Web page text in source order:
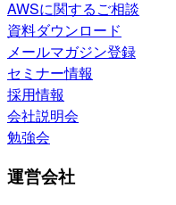
AWSに関するご相談
資料ダウンロード
メールマガジン登録
セミナー情報
採用情報
会社説明会
勉強会
運営会社